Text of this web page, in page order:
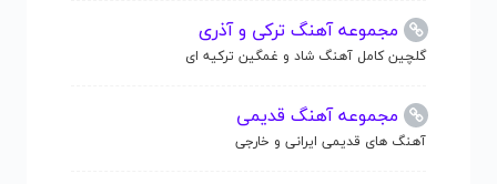
مجموعه آهنگ ترکی و آذری
گلچین کامل آهنگ شاد و غمگین ترکیه ای
مجموعه آهنگ قدیمی
آهنگ های قدیمی ایرانی و خارجی